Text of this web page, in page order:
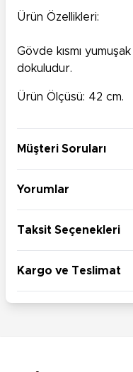
Ürün Özellikleri:
Gövde kısmı
dokuludur.
Ürün Ölçüsü: 42 cm.
Müşteri Soruları
Yorumlar
Taksit Seçenekleri
Kargo ve Teslimat